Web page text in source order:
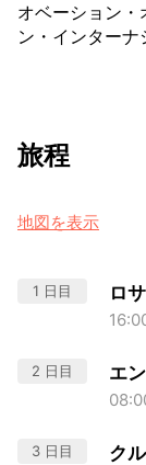
オベーション
ン・インターナ
旅程
地図を表示
1 日目 ロ
2 日目 エ
3 日目 ク